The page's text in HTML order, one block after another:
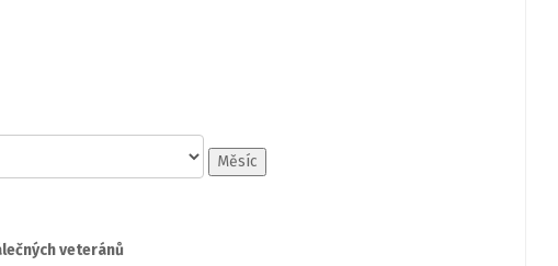
Měsíc
veteránů